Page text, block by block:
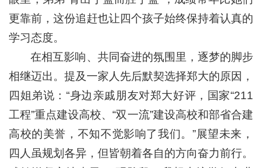
更靠前，这份追赶也让四个孩子始终保持着认真的
学习态度。
在相互影响、共同奋进的氛围里，逐梦的脚步
相继迈出。提及一家人先后默契选择郑大的原因，
四姐弟说：“身边亲戚朋友对郑大好评，国家“211
工程”重点建设高校、“双一流”建设高校和部省合建
高校的美誉，不知不觉影响了我们。”展望未来，
四人虽规划各异，但皆朝着各自的方向奋力前行。